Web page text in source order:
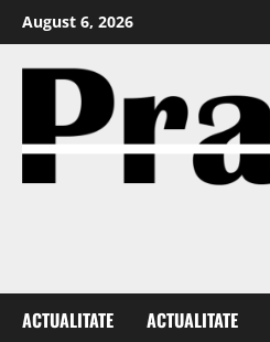
August 6, 2026
ACTUALITATE ACTUALITATE